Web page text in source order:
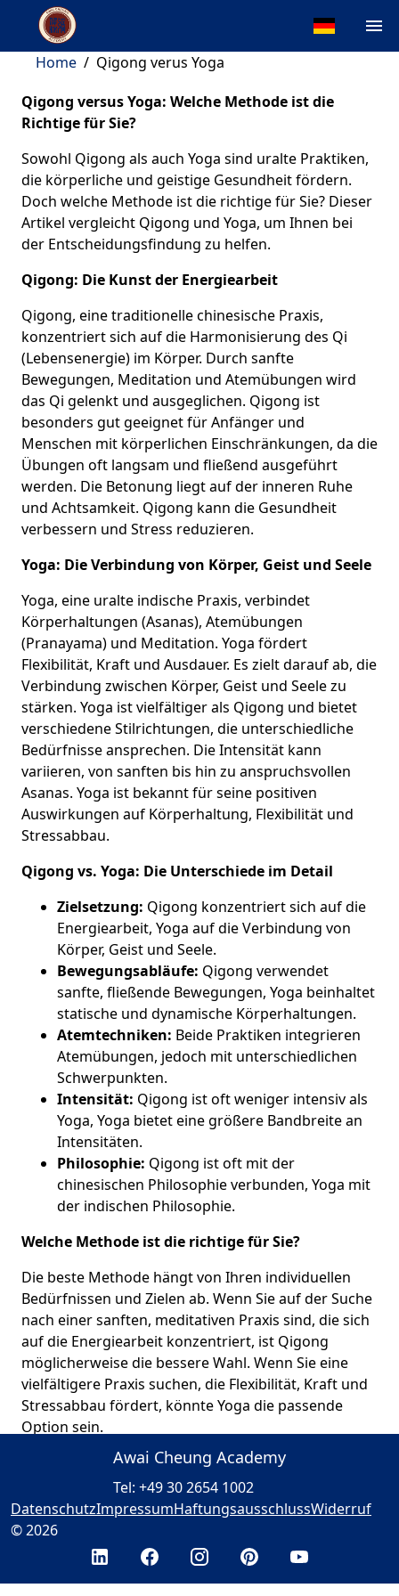
Home / Qigong verus Yoga
Qigong versus Yoga: Welche Methode ist die
Richtige für Sie?
Sowohl Qigong als auch Yoga sind uralte Praktiken,
die körperliche und geistige Gesundheit fördern.
Doch welche Methode ist die richtige für Sie? Dieser
Artikel vergleicht Qigong und Yoga, um Ihnen bei
der Entscheidungsfindung zu helfen.
Qigong: Die Kunst der Energiearbeit
Qigong, eine traditionelle chinesische Praxis,
konzentriert sich auf die Harmonisierung des Qi
(Lebensenergie) im Körper. Durch sanfte
Bewegungen, Meditation und Atemübungen wird
das Qi gelenkt und ausgeglichen. Qigong ist
besonders gut geeignet für Anfänger und
Menschen mit körperlichen Einschränkungen, da die
Übungen oft langsam und fließend ausgeführt
werden. Die Betonung liegt auf der inneren Ruhe
und Achtsamkeit. Qigong kann die Gesundheit
verbessern und Stress reduzieren.
Yoga: Die Verbindung von Körper, Geist und Seele
Yoga, eine uralte indische Praxis, verbindet
Körperhaltungen (Asanas), Atemübungen
(Pranayama) und Meditation. Yoga fördert
Flexibilität, Kraft und Ausdauer. Es zielt darauf ab, die
Verbindung zwischen Körper, Geist und Seele zu
stärken. Yoga ist vielfältiger als Qigong und bietet
verschiedene Stilrichtungen, die unterschiedliche
Bedürfnisse ansprechen. Die Intensität kann
variieren, von sanften bis hin zu anspruchsvollen
Asanas. Yoga ist bekannt für seine positiven
Auswirkungen auf Körperhaltung, Flexibilität und
Stressabbau.
Qigong vs. Yoga: Die Unterschiede im Detail
Zielsetzung: Qigong konzentriert sich auf die
Energiearbeit, Yoga auf die Verbindung von
Körper, Geist und Seele.
Bewegungsabläufe: Qigong verwendet
sanfte, fließende Bewegungen, Yoga beinhaltet
statische und dynamische Körperhaltungen.
Atemtechniken: Beide Praktiken integrieren
Atemübungen, jedoch mit unterschiedlichen
Schwerpunkten.
Intensität: Qigong ist oft weniger intensiv als
Yoga, Yoga bietet eine größere Bandbreite an
Intensitäten.
Philosophie: Qigong ist oft mit der
chinesischen Philosophie verbunden, Yoga mit
der indischen Philosophie.
Welche Methode ist die richtige für Sie?
Die beste Methode hängt von Ihren individuellen
Bedürfnissen und Zielen ab. Wenn Sie auf der Suche
nach einer sanften, meditativen Praxis sind, die sich
auf die Energiearbeit konzentriert, ist Qigong
möglicherweise die bessere Wahl. Wenn Sie eine
vielfältigere Praxis suchen, die Flexibilität, Kraft und
Stressabbau fördert, könnte Yoga die passende
Option sein.
Sowohl Qigong als auch Yoga bieten wertvolle
Vorteile für die körperliche und geistige Gesundheit.
Erforschen Sie beide Praktiken und finden Sie die
Methode, die am besten zu Ihren Bedürfnissen
Awai Cheung Academy
Tel: +49 30 2654 1002
DatenschutzImpressumHaftungsausschlussWiderruf
© 2026